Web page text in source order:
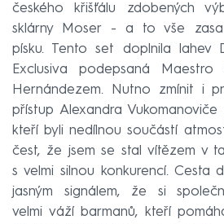
českého křišťálu zdobených
sklárny Moser - a to vše
písku. Tento set doplnila lahev
Exclusiva podepsaná Maestro
Hernándezem. Nutno zmínit i
přístup Alexandra
kteří byli nedílnou součástí
čest, že jsem se stal vítězem v
s velmi silnou konkurencí. Cesta
jasným signálem, že si
velmi váží barmanů, kteří